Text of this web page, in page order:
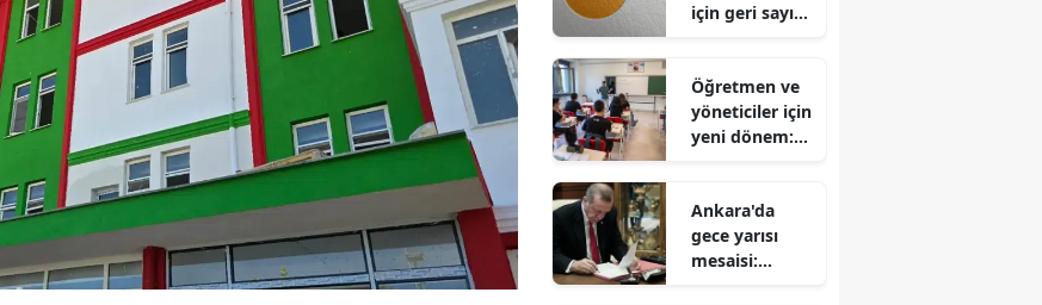
için geri sayım
sonuçları
erişime açıldı
Öğretmen ve
yöneticiler için
yeni dönem:
kapsamlı
düzenleme
Ankara'da
gece yarısı
mesaisi: